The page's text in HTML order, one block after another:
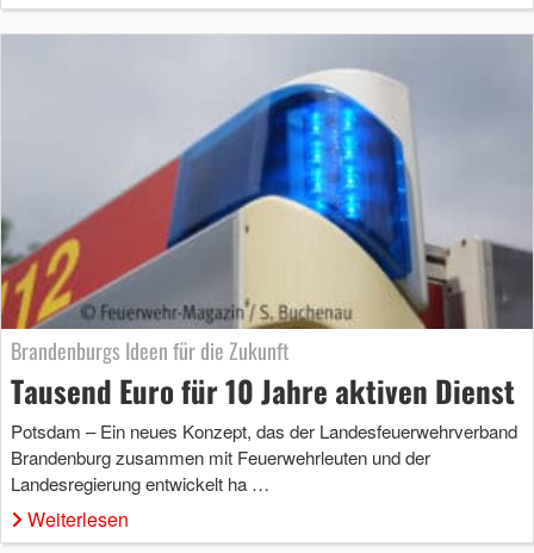
Brandenburgs Ideen für die Zukunft
Tausend Euro für 10 Jahre aktiven Dienst
Potsdam – Ein neues Konzept, das der Landesfeuerwehrverband
Brandenburg zusammen mit Feuerwehrleuten und der
Landesregierung entwickelt ha …
Weiterlesen